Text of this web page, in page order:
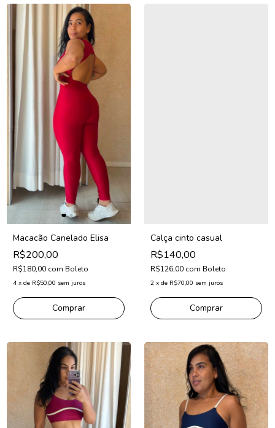
Macacão Canelado Elisa
R$200,00
R$180,00 com Boleto
4 x de R$50,00 sem juros
Comprar
Calça cinto casual
R$140,00
R$126,00 com Boleto
2 x de R$70,00 sem juros
Comprar